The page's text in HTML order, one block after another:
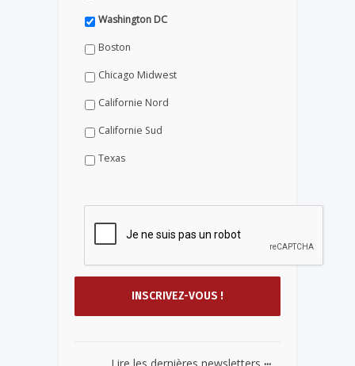
Washington DC
Boston
Chicago Midwest
Californie Nord
Californie Sud
Texas
...